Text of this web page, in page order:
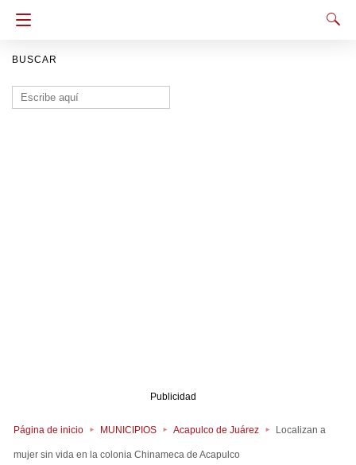
BUSCAR
Buscar:
Publicidad
Página de inicio MUNICIPIOS Acapulco de Juárez Localizan a
mujer sin vida en la colonia Chinameca de Acapulco